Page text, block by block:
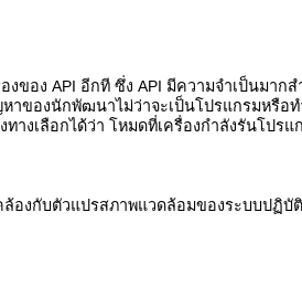
งของ API อีกที ซึ่ง API มีความจำเป็นมาก
าของนักพัฒนาไม่ว่าจะเป็นโปรแกรมหรือท
างเลือกได้ว่า โหมดที่เครื่องกำลังรันโปรแ
ล้องกับตัวแปรสภาพแวดล้อมของระบบปฏิบั